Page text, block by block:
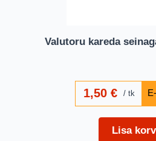
Valutoru kareda
1,50€ tk
Lisa